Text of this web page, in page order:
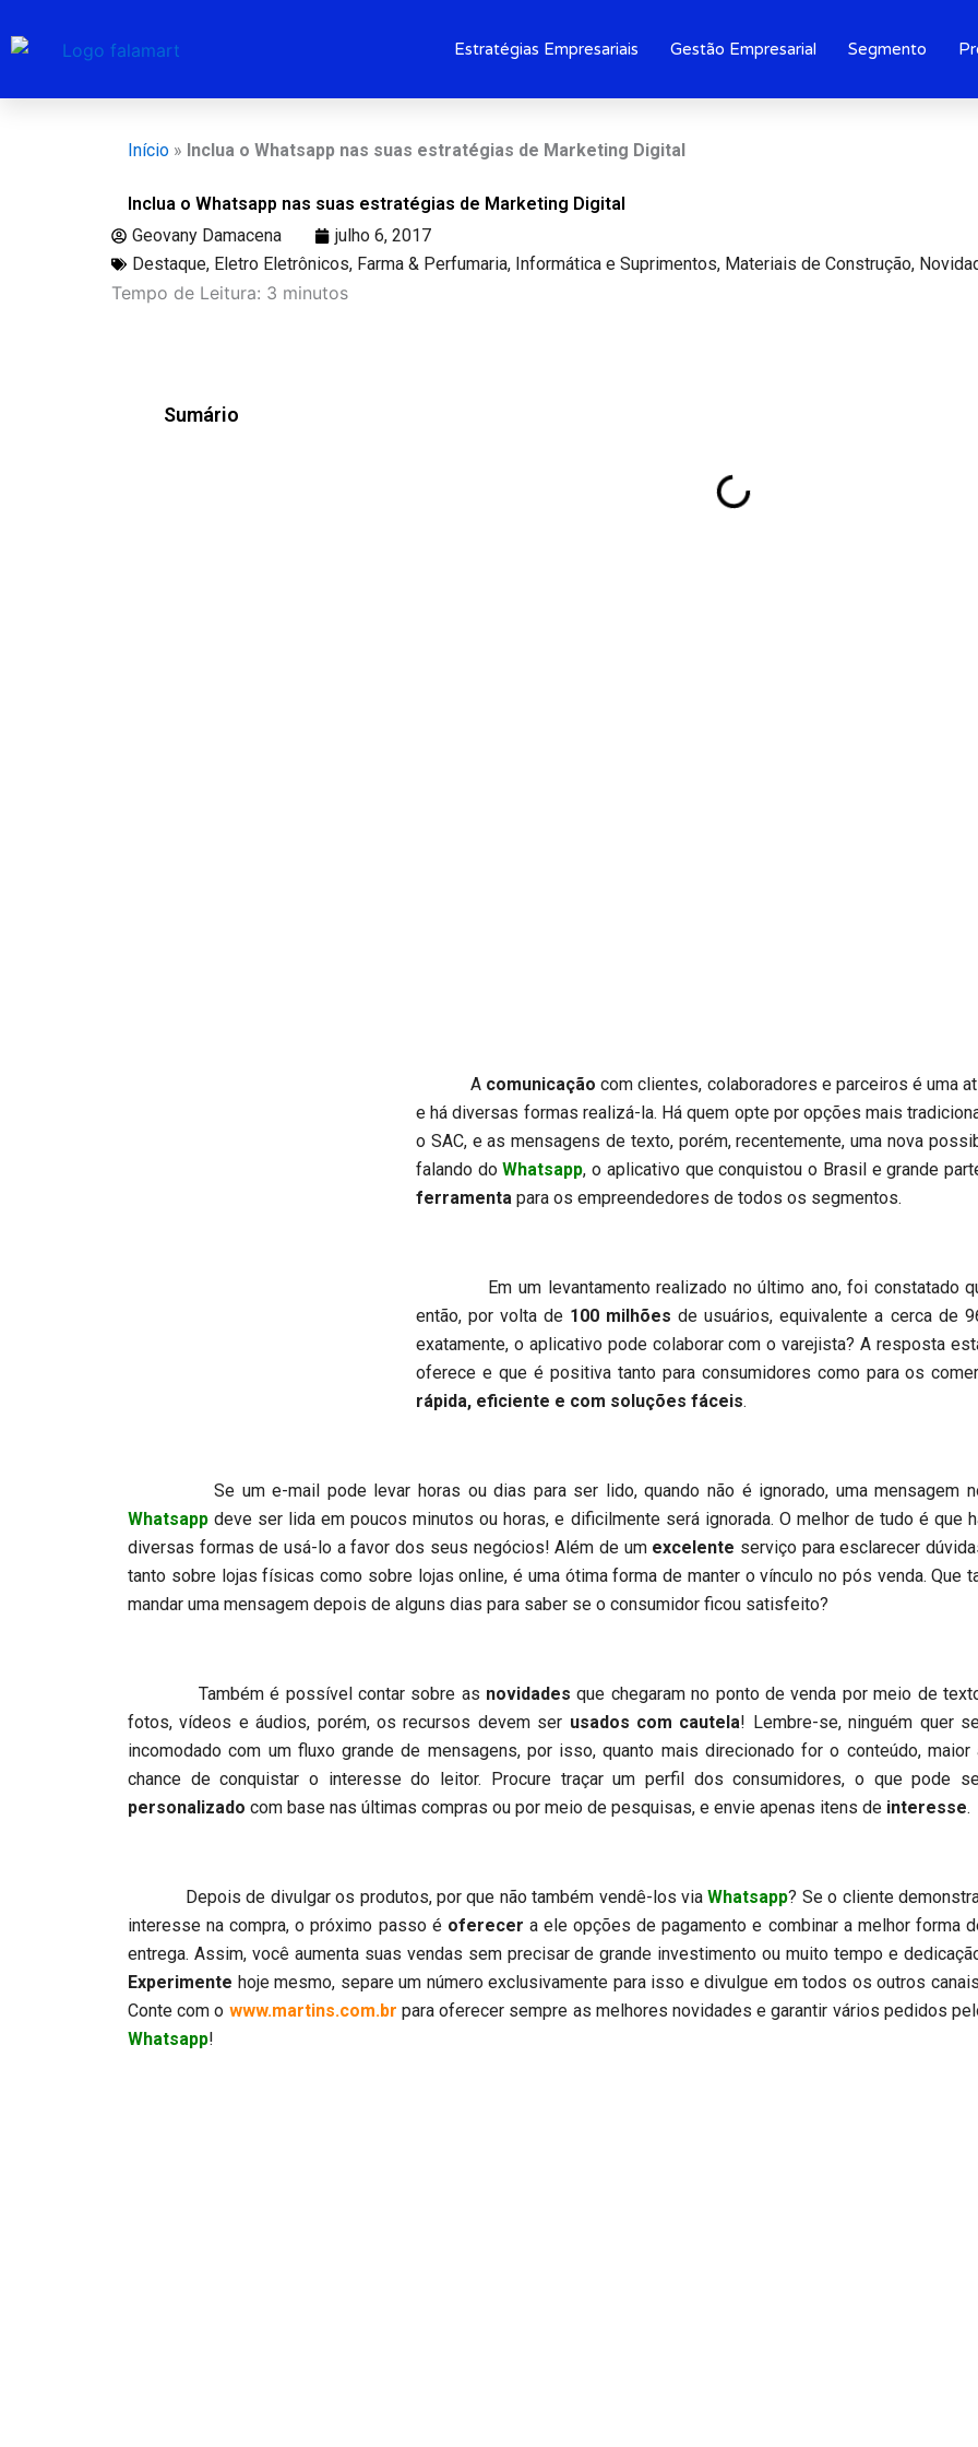
para
conteúdo
Estratégias Empresariais Gestão Empresarial Segmento
Início » Inclua o Whatsapp nas suas estratégias de Marketing Digital
Inclua o Whatsapp nas suas estratégias de Marketing Digital
Geovany Damacena
julho 6, 2017
Destaque, Eletro Eletrônicos, Farma & Perfumaria, Informática e Suprimentos, Materiais de Construção,
Tempo de Leitura: 3 minutos
Sumário
A comunicaçãocom clientes, colaboradores e parceiros é uma
e há diversas formas realizá-la. Há quem opte por opções mais
o SAC, e as mensagens de texto, porém, recentemente, uma nova
falando doWhatsapp, o aplicativo que conquistou o Brasil e grande
ferramenta para os empreendedores de todos os segmentos.
Em um levantamento realizado no último ano, foi constatado
então, por volta de 100 milhõesde usuários, equivalente a cerca de
exatamente, o aplicativo pode colaborar com o varejista? A resposta
oferece e que é positiva tanto para consumidores como para os
rápida, eficiente e com soluções fáceis.
Se um e-mail pode levar horas ou dias para ser lido, quando não é ignorado, uma mensagem
Whatsappdeve ser lida em poucos minutos ou horas, e dificilmente será ignorada. O melhor de tudo é que
diversas formas de usá-lo a favor dos seus negócios! Além de um excelente serviço para esclarecer
tanto sobre lojas físicas como sobre lojas online, é uma ótima forma de manter o vínculo no pós venda. Que
mandar uma mensagem depois de alguns dias para saber se o consumidor ficou satisfeito?
Também é possível contar sobre as novidadesque chegaram no ponto de venda por meio de
fotos, vídeos e áudios, porém, os recursos devem ser usados com cautela! Lembre-se, ninguém quer
incomodado com um fluxo grande de mensagens, por isso, quanto mais direcionado for o conteúdo, maior
chance de conquistar o interesse do leitor. Procure traçar um perfil dos consumidores, o que pode
personalizado com base nas últimas compras ou por meio de pesquisas, e envie apenas itens de interesse.
Depois de divulgar os produtos, por que não também vendê-los viaWhatsapp? Se o cliente
interesse na compra, o próximo passo é oferecer a ele opções de pagamento e combinar a melhor forma
entrega. Assim, você aumenta suas vendas sem precisar de grande investimento ou muito tempo e
Experimente hoje mesmo, separe um número exclusivamente para isso e divulgue em todos os outros
Conte com o www.martins.com.br para oferecer sempre as melhores novidades e garantir vários pedidos
Whatsapp!